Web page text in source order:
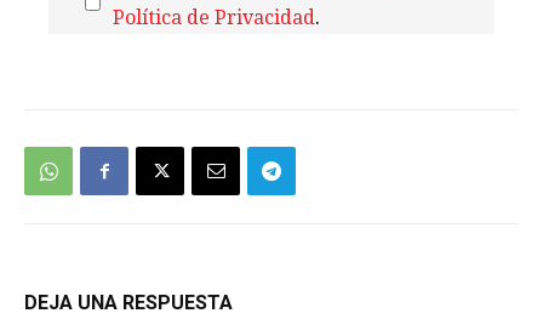
Política de Privacidad.
DEJA UNA RESPUESTA